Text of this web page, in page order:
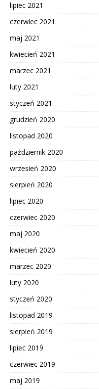
lipiec 2021
czerwiec 2021
maj 2021
kwiecień 2021
marzec 2021
luty 2021
styczeń 2021
grudzień 2020
listopad 2020
październik 2020
wrzesień 2020
sierpień 2020
lipiec 2020
czerwiec 2020
maj 2020
kwiecień 2020
marzec 2020
luty 2020
styczeń 2020
listopad 2019
sierpień 2019
lipiec 2019
czerwiec 2019
maj 2019